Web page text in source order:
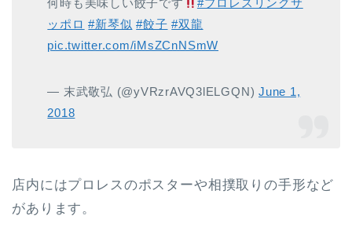
何時も美味しい餃子です
#プロレスリングサ
ッポロ #新琴似 #餃子 #双龍
pic.twitter.com/iMsZCnNSmW
— 末武敬弘 (@yVRzrAVQ3lELGQN)June 1,
2018
店内にはプロレスのポスターや相撲取りの手形など
があります。